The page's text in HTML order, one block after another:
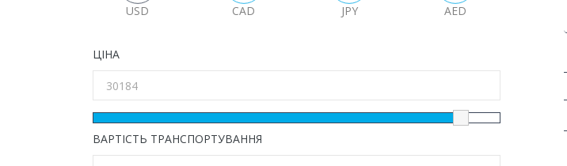
USD CAD JPY AED
ЦІНА
ВАРТІСТЬ ТРАНСПОРТУВАННЯ